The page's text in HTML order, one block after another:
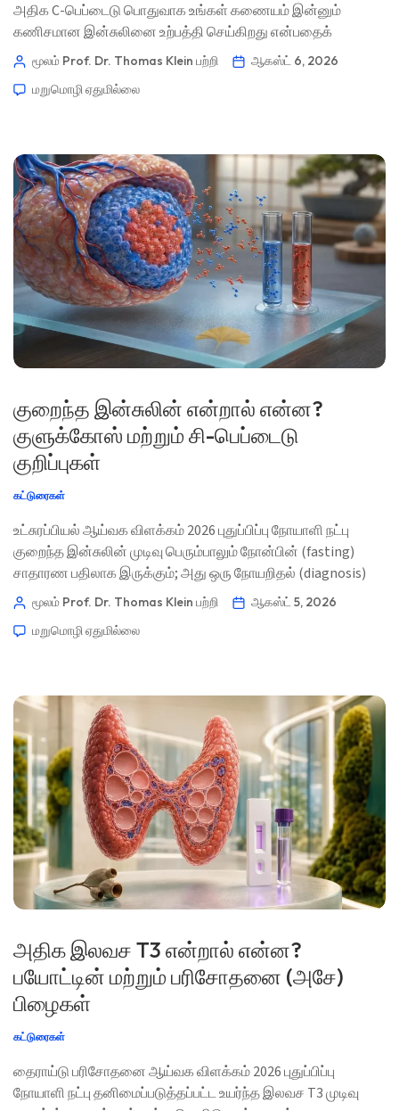
அதிக C-பெப்டைடு பொதுவாக உங்கள் கணையம் இன்னும்
கணிசமான இன்சுலினை உற்பத்தி செய்கிறது என்பதைக்
குறிக்கிறது; பெரும்பாலும் உடல் எதிர்ப்பை (resistance) கடக்க
கூடுதல் இன்சுலின் தேவைப்படுவதால். அதற்கான விளக்கம்
பொருந்துகிறதா என்பதை குளுக்கோஸ் அளவு, A1c, மருந்துகள்,
மூலம் Prof. Dr. Thomas Klein பற்றி
ஆகஸ்ட் 6, 2026
மறுமொழி ஏதுமில்லை
குறைந்த இன்சுலின் என்றால் என்ன?
குளுக்கோஸ் மற்றும் சி-பெப்டைடு
குறிப்புகள்
கட்டுரைகள்
உட்சுரப்பியல் ஆய்வக விளக்கம் 2026 புதுப்பிப்பு நோயாளி நட்பு
குறைந்த இன்சுலின் முடிவு பெரும்பாலும் நோன்பின் (fasting)
சாதாரண பதிலாக இருக்கும்; அது ஒரு நோயறிதல் (diagnosis)
அல்ல. தீர்மானிக்கும் குறிப்புகள் ஒரே நேரத்தில் அளக்கப்பட்ட
குளுக்கோஸ் அளவு, C-பெப்டைடு, அறிகுறிகள், மருந்துகள் மற்றும்
இரத்த மாதிரி எடுக்கப்பட்ட சூழ்நிலைகள். 📖 ~11 நிமிடங்கள் 📅
மூலம் Prof. Dr. Thomas Klein பற்றி
ஆகஸ்ட் 5, 2026
மறுமொழி ஏதுமில்லை
அதிக இலவச T3 என்றால் என்ன?
பயோட்டின் மற்றும் பரிசோதனை (அசே)
பிழைகள்
கட்டுரைகள்
தைராய்டு பரிசோதனை ஆய்வக விளக்கம் 2026 புதுப்பிப்பு
நோயாளி நட்பு தனிமைப்படுத்தப்பட்ட உயர்ந்த இலவச T3 முடிவு